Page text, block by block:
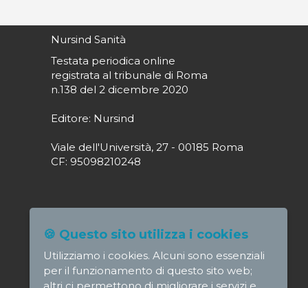
Nursind Sanità
Testata periodica online
registrata al tribunale di Roma
n.138 del 2 dicembre 2020
Editore: Nursind
Viale dell'Università, 27 - 00185 Roma
CF: 95098210248
Direttore responsabile: Paola Alagia
direttore@nursindsanita.it
Redazione: redazione@nursindsanita.it
🍪 Questo sito utilizza i cookies
Utilizziamo i cookies. Alcuni sono essenziali
per il funzionamento di questo sito web;